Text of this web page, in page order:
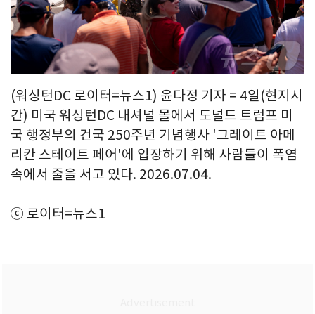
(워싱턴DC 로이터=뉴스1) 윤다정 기자 = 4일(현지시
간) 미국 워싱턴DC 내셔널 몰에서 도널드 트럼프 미
국 행정부의 건국 250주년 기념행사 '그레이트 아메
리칸 스테이트 페어'에 입장하기 위해 사람들이 폭염
속에서 줄을 서고 있다. 2026.07.04.
ⓒ 로이터=뉴스1